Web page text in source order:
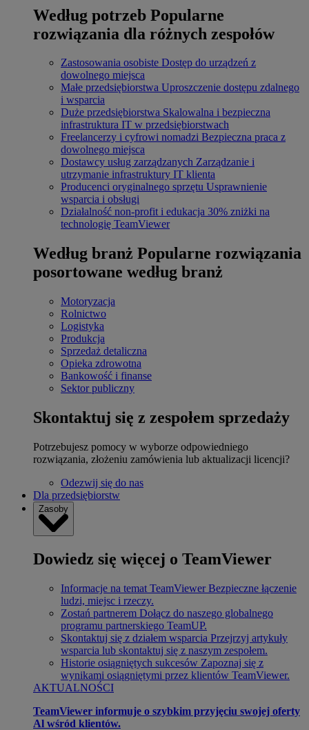
Według potrzeb Popularne
rozwiązania dla różnych zespołów
Zastosowania osobiste Dostęp do urządzeń z
dowolnego miejsca
Małe przedsiębiorstwa Uproszczenie dostępu zdalnego
i wsparcia
Duże przedsiębiorstwa Skalowalna i bezpieczna
infrastruktura IT w przedsiębiorstwach
Freelancerzy i cyfrowi nomadzi Bezpieczna praca z
dowolnego miejsca
Dostawcy usług zarządzanych Zarządzanie i
utrzymanie infrastruktury IT klienta
Producenci oryginalnego sprzętu Usprawnienie
wsparcia i obsługi
Działalność non-profit i edukacja 30% zniżki na
technologię TeamViewer
Według branż Popularne rozwiązania
posortowane według branż
Motoryzacja
Rolnictwo
Logistyka
Produkcja
Sprzedaż detaliczna
Opieka zdrowotna
Bankowość i finanse
Sektor publiczny
Skontaktuj się z zespołem sprzedaży
Potrzebujesz pomocy w wyborze odpowiedniego
rozwiązania, złożeniu zamówienia lub aktualizacji licencji?
Odezwij się do nas
Dla przedsiębiorstw
Zasoby
Dowiedz się więcej o TeamViewer
Informacje na temat TeamViewer Bezpieczne łączenie
ludzi, miejsc i rzeczy.
Zostań partnerem Dołącz do naszego globalnego
programu partnerskiego TeamUP.
Skontaktuj się z działem wsparcia Przejrzyj artykuły
wsparcia lub skontaktuj się z naszym zespołem.
Historie osiągniętych sukcesów Zapoznaj się z
wynikami osiągniętymi przez klientów TeamViewer.
AKTUALNOŚCI
TeamViewer informuje o szybkim przyjęciu swojej oferty
Al wśród klientów.